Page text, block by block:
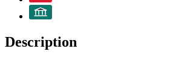
Description